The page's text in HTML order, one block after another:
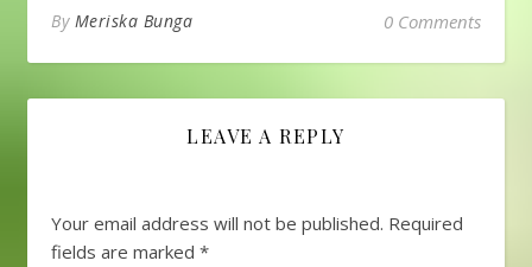
terima kasih untuk
para pekerja. Karena
Jepang hampir semua
By Meriska Bunga 0 Comments
LEAVE A REPLY
Your email address will not be published. Required
fields are marked *